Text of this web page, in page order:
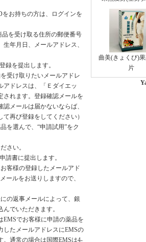
お持ちの方は、ログインを
を受け取る住所の郵便番号
年月日、メールアドレス、
録を提出します。
受け取りたいメールアドレ
アドレスは、「Ｅダイエッ
されます。登録確認メールを
メールは届かないならば、
再び登録をしてください）
を選んで、“申請試用”をク
さい。
請書に提出します。
客様の登録したメールアド
ールをお送りしますので、
の返事メールによって、銀
でいただきます。
EMSでお客様に申請の薬品を
したメールアドレスにEMSの
。通常の場合は国際EMSは4-
曲美(きょくび)
片